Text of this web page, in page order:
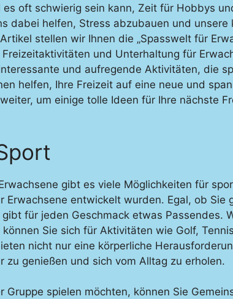
es oft schwierig sein kann, Zeit für Hobbys
dabei helfen, Stress abzubauen und unsere
stellen wir Ihnen die „Spasswelt für
und Unterhaltung für
und aufregende Aktivitäten, die
helfen, Ihre Freizeit auf eine neue und
um einige tolle Ideen für Ihre nächste
gibt es viele Möglichkeiten für
Erwachsene entwickelt wurden. Egal, ob Sie
für jeden Geschmack etwas Passendes.
Sie sich für Aktivitäten wie Golf,
nicht nur eine körperliche
zu genießen und sich vom Alltag zu erholen.
Gruppe spielen möchten, können Sie